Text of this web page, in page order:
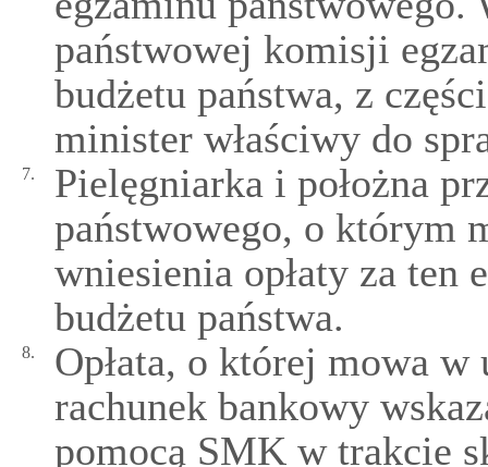
państwowej komisji
budżetu państwa, z
minister właściwy do
7.
Pielęgniarka i położna
państwowego, o którym
wniesienia opłaty za ten
budżetu państwa.
8.
Opłata, o której mowa w
rachunek bankowy
pomocą SMK w trakcie